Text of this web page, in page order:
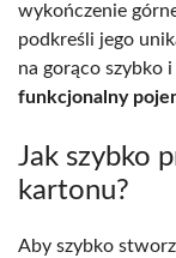
wykończenie
podkreśli jego
na gorąco szybko
funkcjonalny
Jak szybko
kartonu?
Aby szybko